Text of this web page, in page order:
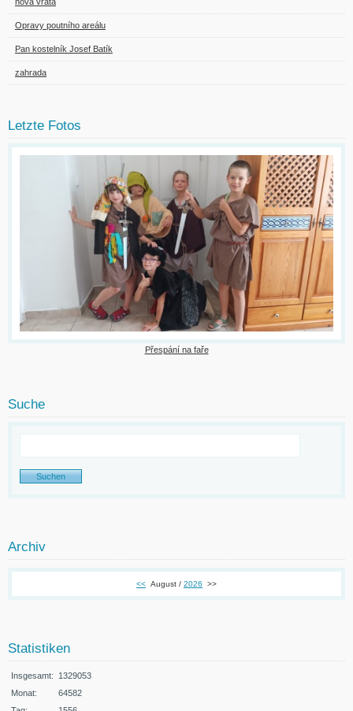
Opravy poutního areálu
Pan kostelník Josef Batík
zahrada
Letzte Fotos
Přespání na faře
Suche
Archiv
<< August / 2026 >>
Statistiken
Insgesamt: 1329053
Monat:
64582